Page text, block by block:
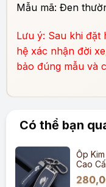
Mẫu mã: Đen
Lưu ý: Sau khi đặt
hệ xác nhận đời
bảo đúng mẫu và
Có thể bạn
Ốp
Cao